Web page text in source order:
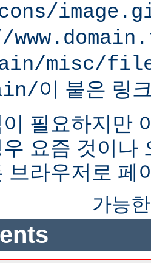
misc/
이 붙은 링
필요하지만
요즘 것이나
브라우저로 페
가능